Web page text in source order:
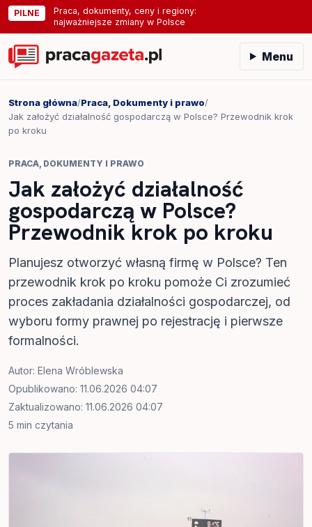
PILNE
Praca, dokumenty, ceny i regiony:
najważniejsze zmiany w Polsce
Menu
Strona główna/Praca, Dokumenty i prawo/
Jak założyć działalność gospodarczą w Polsce? Przewodnik krok
po kroku
PRACA, DOKUMENTY I PRAWO
Jak założyć działalność
gospodarczą w Polsce?
Przewodnik krok po kroku
Planujesz otworzyć własną firmę w Polsce? Ten
przewodnik krok po kroku pomoże Ci zrozumieć
proces zakładania działalności gospodarczej, od
wyboru formy prawnej po rejestrację i pierwsze
formalności.
Autor: Elena Wróblewska
Opublikowano: 11.06.2026 04:07
Zaktualizowano: 11.06.2026 04:07
5 min czytania